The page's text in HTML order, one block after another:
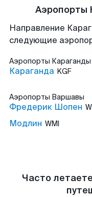
Аэропорты
Направление
следующие
Аэропорты Караганды
Караганда KGF
Аэропорты Варшавы
Фредерик Шопен
Модлин WMI
Часто